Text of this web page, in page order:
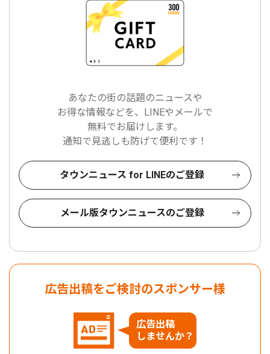
あなたの街の話題のニュースや
お得な情報などを、LINEやメールで
無料でお届けします。
通知で見逃しも防げて便利です！
タウンニュース for LINEのご登録
メール版タウンニュースのご登録
広告出稿をご検討のスポンサー様
広告出稿
しませんか？